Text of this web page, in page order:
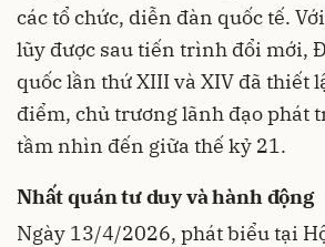
các tổ chức, diễn đàn quốc tế.
lũy được sau tiến trình đổi mới,
quốc lần thứ XIII và XIV đã thiết
điểm, chủ trương lãnh đạo phát
tầm nhìn đến giữa thế kỷ 21.
Nhất quán tư duy và hành động
Ngày 13/4/2026, phát biểu tại